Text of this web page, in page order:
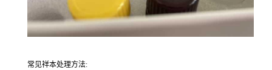
常见祥本处理方法: